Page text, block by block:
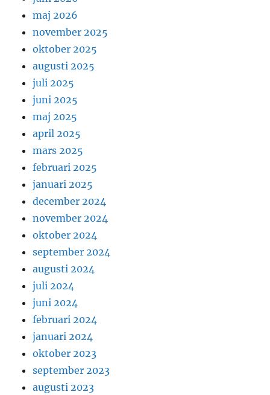
maj 2026
november 2025
oktober 2025
augusti 2025
juli 2025
juni 2025
maj 2025
april 2025
mars 2025
februari 2025
januari 2025
december 2024
november 2024
oktober 2024
september 2024
augusti 2024
juli 2024
juni 2024
februari 2024
januari 2024
oktober 2023
september 2023
augusti 2023